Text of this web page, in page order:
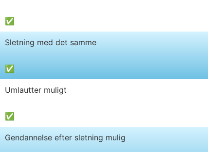
✅
Sletning med det samme
✅
Umlautter muligt
✅
Gendannelse efter sletning mulig